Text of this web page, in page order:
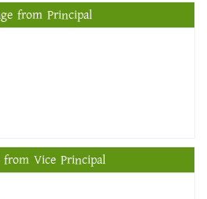
from Principal
from Vice Principal